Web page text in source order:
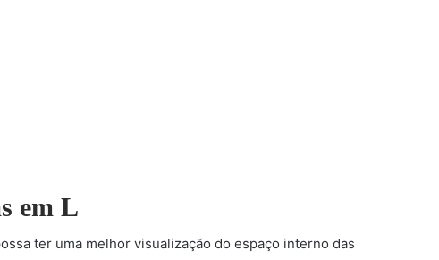
em L
ter uma melhor visualização do espaço interno das